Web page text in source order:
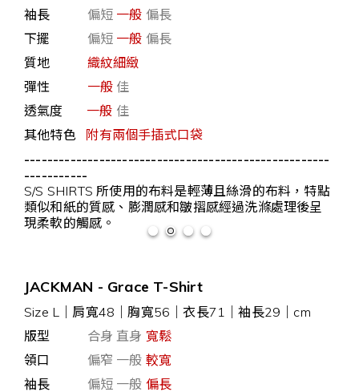
袖長 偏短 一般 偏長
下擺 偏短 一般 偏長
質地 織紋細緻
彈性 一般 佳
透氣度 一般 佳
其他特色 附有兩個手插式口袋
-----------------------------------------------------
-----------
S/S SHIRTS 所使用的布料是輕薄且絲滑的布料，特點
類似和紙的質感、膨潤感和皺摺感經過洗滌處理後呈
現柔軟的觸感。
JACKMAN - Grace T-Shirt
Size L｜肩寬48｜胸寬56｜衣長71｜袖長29｜cm
版型 合身 直身 寬鬆
領口 偏窄 一般 較寬
袖長 偏短 一般 偏長